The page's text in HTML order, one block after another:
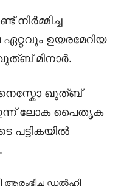
നിർമ്മിച്ച
ഉയരമേറിയ
മിനാർ.
ഖുത്ബ്
ലോക പൈതൃക
പട്ടികയിൽ
ആരംഭിച്ച ഡൽഹി